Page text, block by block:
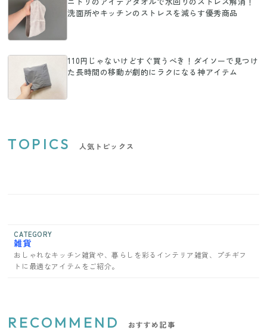
洗面所やキッチンのストレスを減らす優秀商品
110円じゃないけどすぐ買うべき！ダイソーで見つけ
た長時間の移動が劇的にラクになる神アイテム
TOPICS 人気トピックス
CATEGORY
雑貨
おしゃれなキッチン雑貨や、暮らしを彩るインテリア雑貨、プチギフ
トに最適なアイテムをご紹介。
RECOMMEND おすすめ記事